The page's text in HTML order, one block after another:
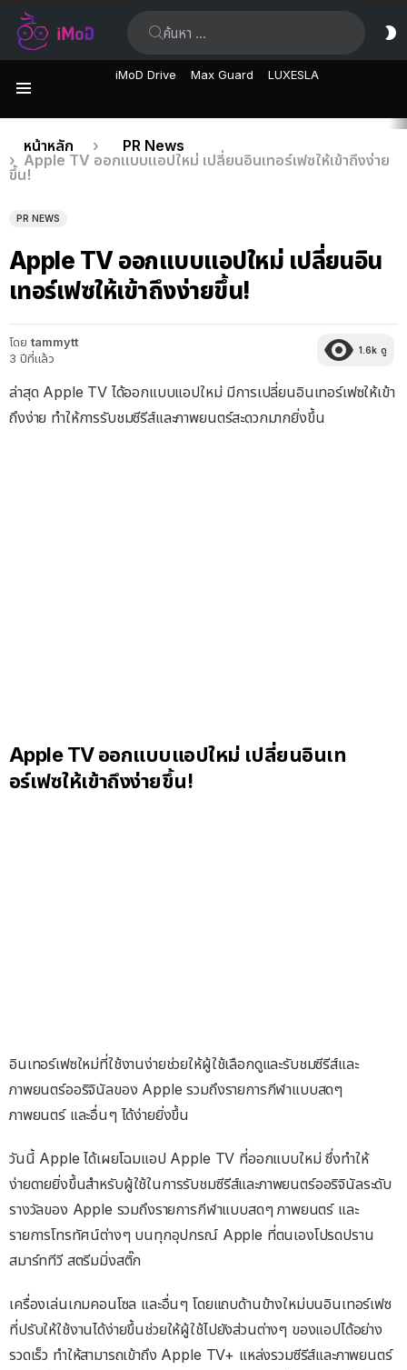
iMoD Drive Max Guard LUXESLA
เรื่อง
ล่าสุด
คุณอยู่ที่นี่:
หน้าหลัก
PR News
Apple TV ออกแบบแอปใหม่ เปลี่ยนอินเทอร์เฟซให้เข้าถึงง่าย
ขึ้น!
PR NEWS
Apple TV ออกแบบแอปใหม่ เปลี่ยนอิน
เทอร์เฟซให้เข้าถึงง่ายขึ้น!
โดย tammytt
3 ปีที่แล้ว
1.6k ดู
ล่าสุด Apple TV ได้ออกแบบแอปใหม่ มีการเปลี่ยนอินเทอร์เฟซให้เข้า
ถึงง่าย ทำให้การรับชมซีรีส์และภาพยนตร์สะดวกมากยิ่งขึ้น
Apple TV ออกแบบแอปใหม่ เปลี่ยนอินเท
อร์เฟซให้เข้าถึงง่ายขึ้น!
อินเทอร์เฟซใหม่ที่ใช้งานง่ายช่วยให้ผู้ใช้เลือกดูและรับชมซีรีส์และ
ภาพยนตร์ออริจินัลของ Apple รวมถึงรายการกีฬาแบบสดๆ
ภาพยนตร์ และอื่นๆ ได้ง่ายยิ่งขึ้น
วันนี้ Apple ได้เผยโฉมแอป Apple TV ที่ออกแบบใหม่ ซึ่งทำให้
ง่ายดายยิ่งขึ้นสำหรับผู้ใช้ในการรับชมซีรีส์และภาพยนตร์ออริจินัลระดับ
รางวัลของ Apple รวมถึงรายการกีฬาแบบสดๆ ภาพยนตร์ และ
รายการโทรทัศน์ต่างๆ บนทุกอุปกรณ์ Apple ที่ตนเองโปรดปราน
สมาร์ททีวี สตรีมมิ่งสติ๊ก
เครื่องเล่นเกมคอนโซล และอื่นๆ โดยแถบด้านข้างใหม่บนอินเทอร์เฟซ
ที่ปรับให้ใช้งานได้ง่ายขึ้นช่วยให้ผู้ใช้ไปยังส่วนต่างๆ ของแอปได้อย่าง
รวดเร็ว ทำให้สามารถเข้าถึง Apple TV+ แหล่งรวมซีรีส์และภาพยนตร์